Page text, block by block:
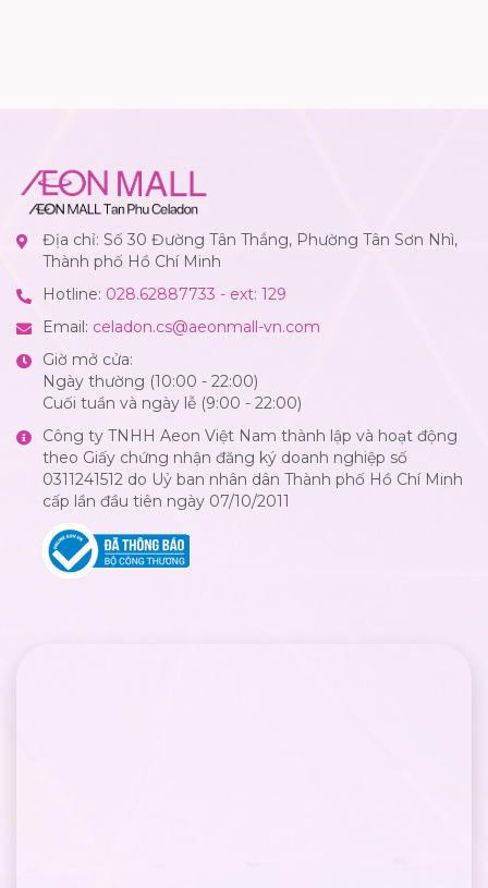
Địa chỉ: Số 30 Đường Tân Thắng, Phường Tân Sơn Nhì,
Thành phố Hồ Chí Minh
Hotline: 028.62887733 - ext: 129
Email: celadon.cs@aeonmall-vn.com
Giờ mở cửa:
Ngày thường (10:00 - 22:00)
Cuối tuần và ngày lễ (9:00 - 22:00)
Công ty TNHH Aeon Việt Nam thành lập và hoạt động
theo Giấy chứng nhận đăng ký doanh nghiệp số
0311241512 do Uỷ ban nhân dân Thành phố Hồ Chí Minh
cấp lần đầu tiên ngày 07/10/2011